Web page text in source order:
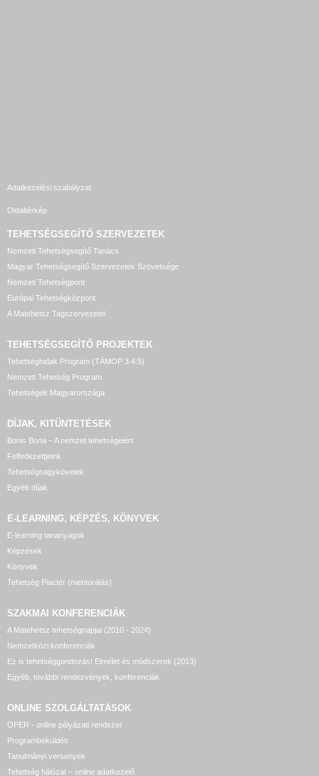
Adatkezelési szabályzat
Oldaltérkép
TEHETSÉGSEGÍTŐ SZERVEZETEK
Nemzeti Tehetségsegítő Tanács
Magyar Tehetségsegítő Szervezetek Szövetsége
Nemzeti Tehetségpont
Európai Tehetségközpont
A Matehetsz Tagszervezetei
TEHETSÉGSEGÍTŐ PROJEKTEK
Tehetséghidak Program (TÁMOP 3.4.5)
Nemzeti Tehetség Program
Tehetségek Magyarországa
DÍJAK, KITÜNTETÉSEK
Bonis Bona – A nemzet tehetségeiért
Felfedezettjeink
Tehetségnagykövetek
Egyéb díjak
E-LEARNING, KÉPZÉS, KÖNYVEK
E-learning tananyagok
Képzések
Könyvek
Tehetség Piactér (mentorálás)
SZAKMAI KONFERENCIÁK
A Matehetsz tehetségnapjai (2010 - 2024)
Nemzetközi konferenciák
Ez is tehetséggondozás! Elmélet és módszerek (2013)
Egyéb, további rendezvények, konferenciák
ONLINE SZOLGÁLTATÁSOK
OPER - online pályázati rendszer
Programbeküldés
Tanulmányi versenyek
Tehetség hálózat – online adatkezelő